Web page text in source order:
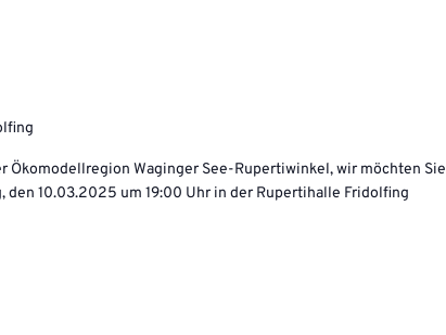
Ökomodellregion Waginger See-Rupertiwinkel, wir möchten Sie
den 10.03.2025 um 19:00 Uhr in der Rupertihalle Fridolfing